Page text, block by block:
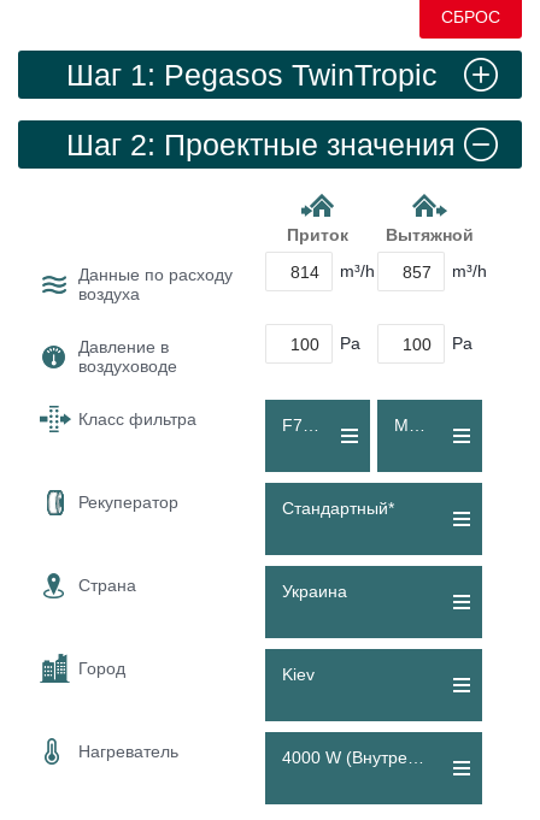
СБРОС
Шаг 1: Pegasos TwinTropic
X-E
Шаг 2: Проектные значения
Приток Вытяжной
Данные по расходу
воздуха
m³/h m³/h
Давление в
воздуховоде
Pa Pa
Класс фильтра
Рекуператор Стандартный*
Страна Украина
Город Kiev
Нагреватель 4000 W (Внутренний)